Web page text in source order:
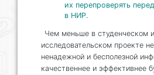
их перепроверять
в НИР.
Чем меньше в студенческом
исследовательском проекте
ненадежной и бесполезной
качественнее и эффективнее